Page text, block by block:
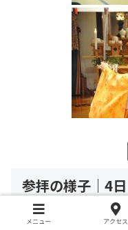
参拝の様子｜4日
メニュー アクセス